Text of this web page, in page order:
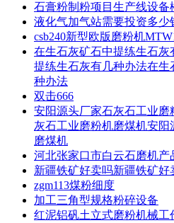
石膏粉制粉项目生产线设备
液化气加气站需要投资多少
csb240新型欧版磨粉机
在生石灰矿石中提练生石
提练生石灰有几种办法在
种办法
双击666
安阳源头厂家石灰石工业
灰石工业磨粉机磨煤机安
磨煤机
河北张家口市白云石磨机产
新疆铁矿好卖吗新疆铁矿
zgm113煤粉细度
加工三角型规格粉碎设备
红泥铝矾土立式磨粉机械工